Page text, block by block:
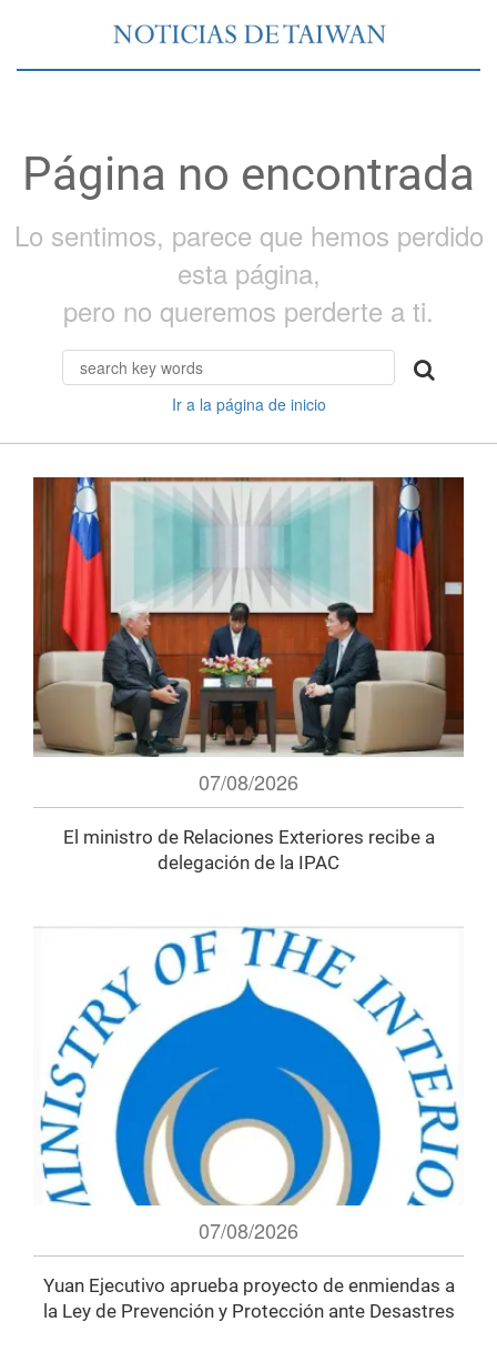
Página no encontrada
Lo sentimos, parece que hemos perdido
esta página,
pero no queremos perderte a ti.
Ir a la página de inicio
07/08/2026
El ministro de Relaciones Exteriores recibe a
delegación de la IPAC
07/08/2026
Yuan Ejecutivo aprueba proyecto de enmiendas a
la Ley de Prevención y Protección ante Desastres